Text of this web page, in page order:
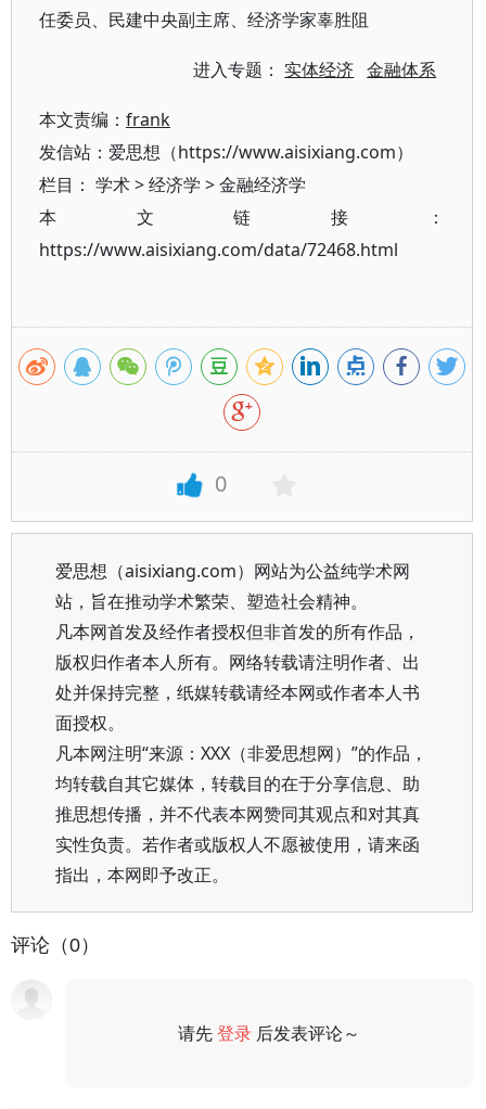
任委员、民建中央副主席、经济学家辜胜阻
进入专题： 实体经济 金融体系
本文责编： frank
发信站：爱思想（https://www.aisixiang.com）
栏目： 学术>经济学 >金融经济学
本文链接：
https://www.aisixiang.com/data/72468.html
0
爱思想（aisixiang.com）网站为公益纯学术网
站，旨在推动学术繁荣、塑造社会精神。
凡本网首发及经作者授权但非首发的所有作品，
版权归作者本人所有。网络转载请注明作者、出
处并保持完整，纸媒转载请经本网或作者本人书
面授权。
凡本网注明“来源：XXX（非爱思想网）”的作品，
均转载自其它媒体，转载目的在于分享信息、助
推思想传播，并不代表本网赞同其观点和对其真
实性负责。若作者或版权人不愿被使用，请来函
指出，本网即予改正。
评论（0）
请先登录 后发表评论～